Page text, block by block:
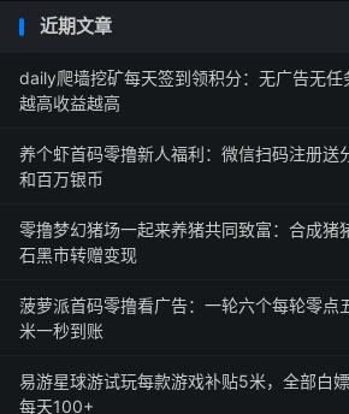
近期文章
daily爬墙挖矿每天签到领积分：无广告无任
越高收益越高
养个虾首码零撸新人福利：微信扫码注册送
和百万银币
零撸梦幻猪场一起来养猪共同致富：合成猪
石黑市转赠变现
菠萝派首码零撸看广告：一轮六个每轮零点
米一秒到账
易游星球游试玩每款游戏补贴5米，全部白
每天100+